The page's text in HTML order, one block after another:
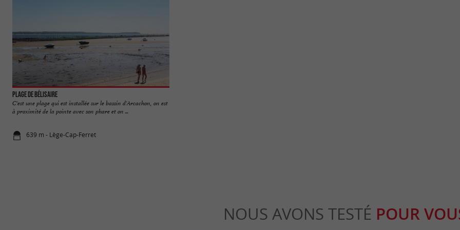
Plage de Bélisaire
C'est une plage qui est installée sur le bassin d'Arcachon, on est
à proximité de la pointe avec son phare et on ...
639 m - Lège-Cap-Ferret
NOUS AVONS TESTÉ POUR